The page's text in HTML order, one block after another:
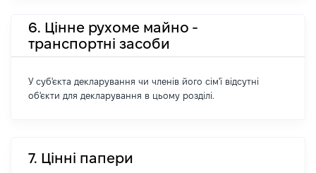
6. Цінне рухоме майно -
транспортні засоби
У суб'єкта декларування чи членів його сім'ї відсутні
об'єкти для декларування в цьому розділі.
7. Цінні папери